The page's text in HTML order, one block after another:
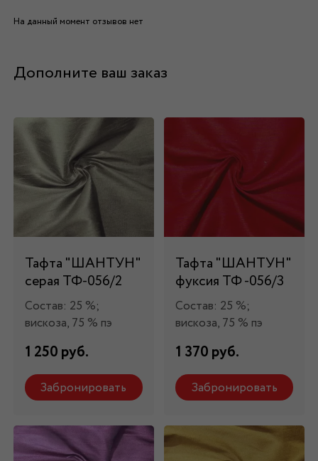
На данный момент отзывов нет
Дополните ваш заказ
Тафта "ШАНТУН"
серая ТФ-056/2
Состав: 25 %;
вискоза, 75 % пэ
1 250 руб.
Забронировать
Тафта "ШАНТУН"
фуксия ТФ -056/3
Состав: 25 %;
вискоза, 75 % пэ
1 370 руб.
Забронировать